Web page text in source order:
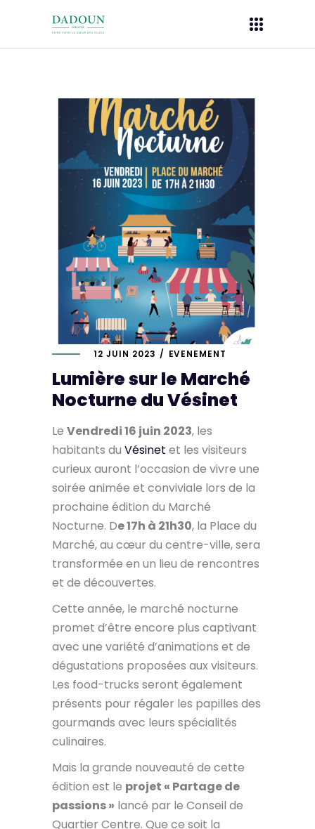
12 JUIN 2023 EVENEMENT
Lumière sur le Marché
Nocturne du Vésinet
Le Vendredi 16 juin 2023, les
habitants du Vésinet et les visiteurs
curieux auront l’occasion de vivre une
soirée animée et conviviale lors de la
prochaine édition du Marché
Nocturne. De 17h à 21h30, la Place du
Marché, au cœur du centre-ville, sera
transformée en un lieu de rencontres
et de découvertes.
Cette année, le marché nocturne
promet d’être encore plus captivant
avec une variété d’animations et de
dégustations proposées aux visiteurs.
Les food-trucks seront également
présents pour régaler les papilles des
gourmands avec leurs spécialités
culinaires.
Mais la grande nouveauté de cette
édition est le projet « Partage de
passions » lancé par le Conseil de
Quartier Centre. Que ce soit la